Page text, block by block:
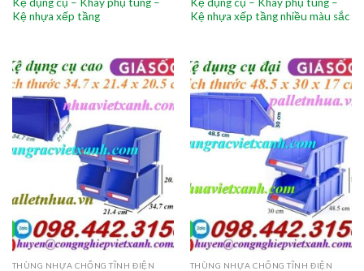
Kệ nhựa xếp tầng
Kệ nhựa xếp tầng nhiều màu sắc
THÙNG NHỰA CHỐNG TĨNH ĐIỆN THÙNG NHỰA CHỐNG TĨNH ĐIỆN